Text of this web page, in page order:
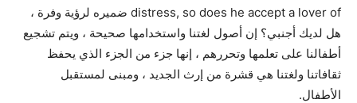
distress, so does he accept a lover of ضميره لرؤية وفرة ،
هل لديك أجنبي؟ إن أصول لغتنا واستخدامها صحيحة ، ويتم تشجيع
أطفالنا على تعلمها وتحررهم ، إنها جزء من الجزء الذي يحفظ
ثقافاتنا ولغتنا هي قشرة من إرث الجديد ، ومبنى لمستقبل
الأطفال.